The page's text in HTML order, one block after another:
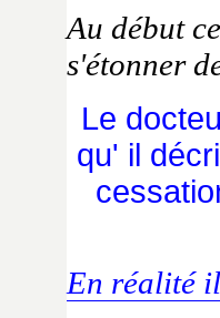
Au début
s'étonner
Le
qu' il
En réalité